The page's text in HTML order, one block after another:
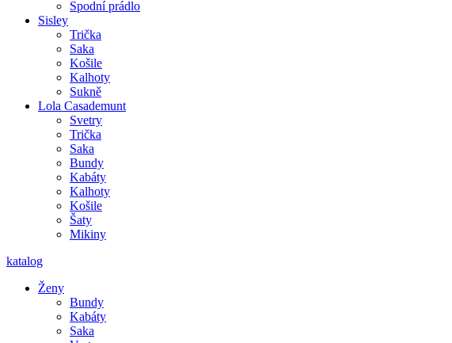
Spodní prádlo
Sisley
Trička
Saka
Košile
Kalhoty
Sukně
Lola Casademunt
Svetry
Trička
Saka
Bundy
Kabáty
Kalhoty
Košile
Šaty
Mikiny
katalog
Ženy
Bundy
Kabáty
Saka